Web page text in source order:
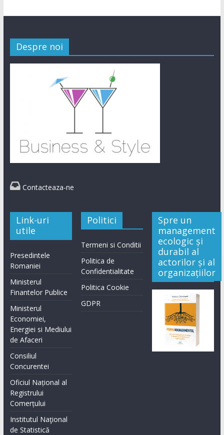
Despre noi
Contacteaza-ne
Link-uri
utile
Presedintele
Romaniei
Ministerul
Finantelor Publice
Ministerul
Economiei,
Energiei si Mediului
de Afaceri
Consiliul
Concurentei
Oficiul Național al
Registrului
Comerțului
Institutul Naţional
de Statistică
Politici
Termeni si Conditii
Politica de
Confidentialitate
Politica Cookie
GDPR
Spre un
management
ecologic și
durabil al
actorilor și al
organizațiilor